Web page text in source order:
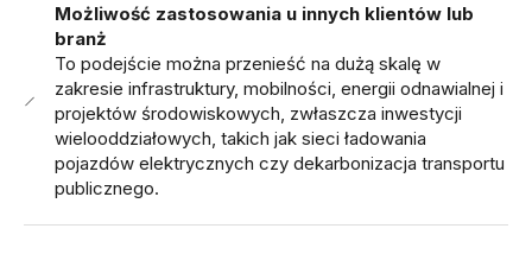
Możliwość zastosowania u innych klientów lub
branż
To podejście można przenieść na dużą skalę w
zakresie infrastruktury, mobilności, energii odnawialnej i
projektów środowiskowych, zwłaszcza inwestycji
wielooddziałowych, takich jak sieci ładowania
pojazdów elektrycznych czy dekarbonizacja transportu
publicznego.